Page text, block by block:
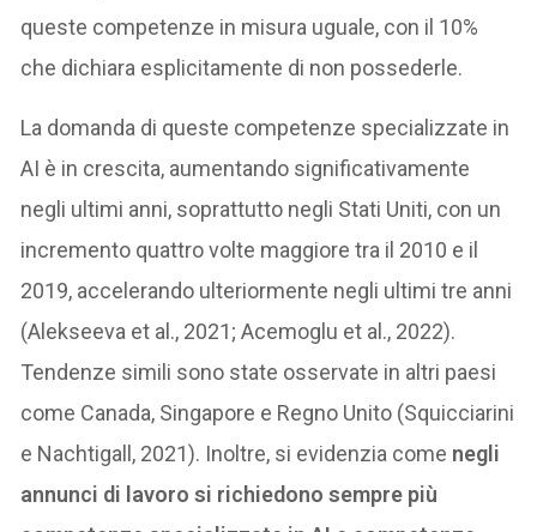
queste competenze in misura uguale, con il 10%
che dichiara esplicitamente di non possederle.
La domanda di queste competenze specializzate in
AI è in crescita, aumentando significativamente
negli ultimi anni, soprattutto negli Stati Uniti, con un
incremento quattro volte maggiore tra il 2010 e il
2019, accelerando ulteriormente negli ultimi tre anni
(Alekseeva et al., 2021; Acemoglu et al., 2022).
Tendenze simili sono state osservate in altri paesi
come Canada, Singapore e Regno Unito (Squicciarini
e Nachtigall, 2021). Inoltre, si evidenzia come negli
annunci di lavoro si richiedono sempre più